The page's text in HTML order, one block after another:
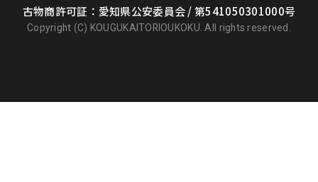
古物商許可証：愛知県公安委員会 / 第541050301000号
Copyright (C) KOUGUKAITORIOUKOKU. All rights reserved.